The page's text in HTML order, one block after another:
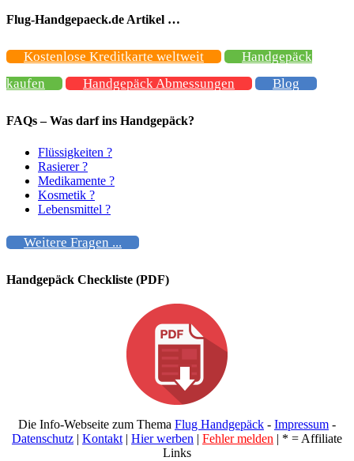
Flug-Handgepaeck.de Artikel …
Kostenlose Kreditkarte weltweit
Handgepäck
kaufen
Handgepäck Abmessungen Blog
FAQs – Was darf ins Handgepäck?
Flüssigkeiten ?
Rasierer ?
Medikamente ?
Kosmetik ?
Lebensmittel ?
Weitere Fragen ...
Handgepäck Checkliste (PDF)
Die Info-Webseite zum Thema Flug Handgepäck - Impressum -
Datenschutz | Kontakt | Hier werben | Fehler melden | * = Affiliate
Links